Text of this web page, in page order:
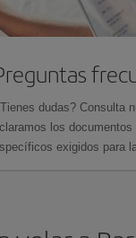
dudas? Consulta
los
exigidos para